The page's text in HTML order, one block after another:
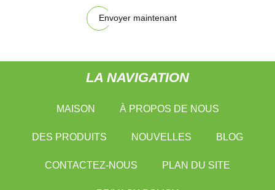
Envoyer maintenant
LA NAVIGATION
MAISON À PROPOS DE NOUS
DES PRODUITS NOUVELLES BLOG
CONTACTEZ-NOUS PLAN DU SITE